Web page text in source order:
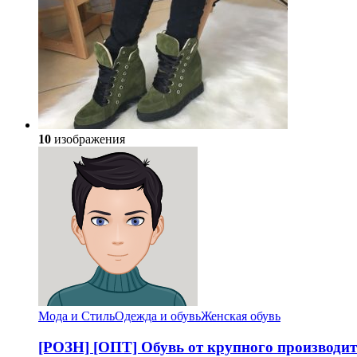
10 изображения
Мода и СтильОдежда и обувьЖенская обувь
[РОЗН] [ОПТ] Обувь от крупного